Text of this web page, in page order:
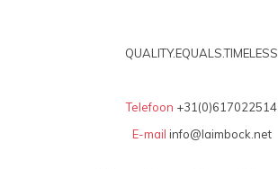
QUALITY.EQUALS.TIMELESS
Telefoon +31(0)617022514
E-mail info@laimbock.net